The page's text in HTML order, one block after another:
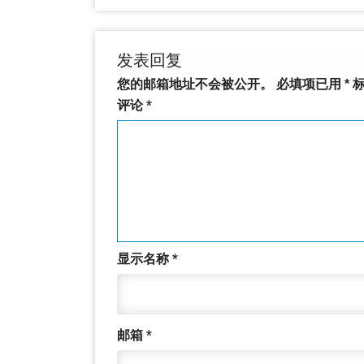
发表回复
您的邮箱地址不会被公开。 必填项已用 *
评论*
显示名称*
邮箱 *